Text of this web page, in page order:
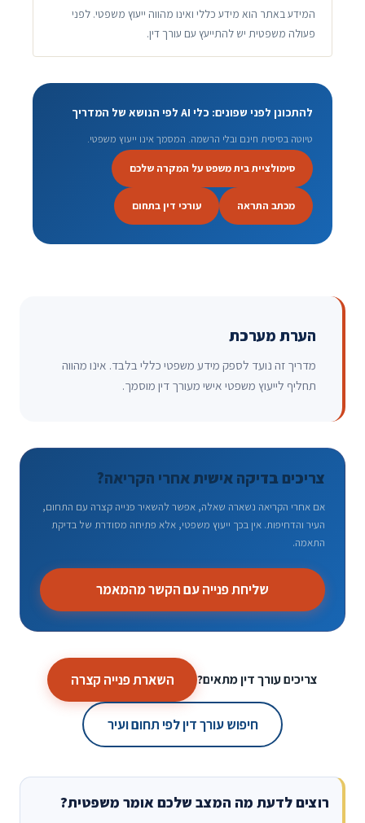
המידע באתר הוא מידע כללי ואינו מהווה ייעוץ משפטי. לפני
פעולה משפטית יש להתייעץ עם עורך דין.
להתכונן לפני שפונים: כלי AI לפי הנושא של המדריך
טיוטה בסיסית חינם ובלי הרשמה. המסמך אינו ייעוץ משפטי.
סימולציית בית משפט על המקרה שלכם
מכתב התראה עורכי דין בתחום
הערת מערכת
מדריך זה נועד לספק מידע משפטי כללי בלבד. אינו מהווה
תחליף לייעוץ משפטי אישי מעורך דין מוסמך.
צריכים בדיקה אישית אחרי הקריאה?
אם אחרי הקריאה נשארה שאלה, אפשר להשאיר פנייה קצרה עם התחום,
העיר והדחיפות. אין בכך ייעוץ משפטי, אלא פתיחה מסודרת של בדיקת
התאמה.
שליחת פנייה עם הקשר מהמאמר
צריכים עורך דין מתאים? השארת פנייה קצרה
חיפוש עורך דין לפי תחום ועיר
רוצים לדעת מה המצב שלכם אומר משפטית?